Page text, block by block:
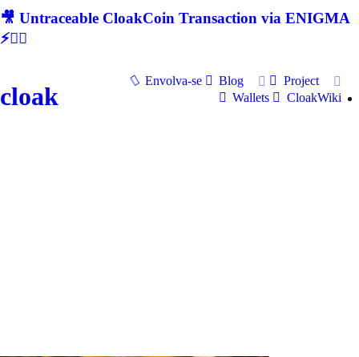
🎥 Untraceable CloakCoin Transaction via ENIGMA
⚡🕵‍♂
cloak
Envolva-se Blog
Project
Wallets
CloakWiki